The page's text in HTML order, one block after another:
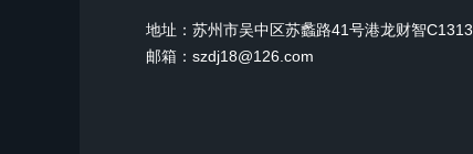
地址：苏州市吴中区苏蠡路41号港龙财智C1313
邮箱：szdj18@126.com